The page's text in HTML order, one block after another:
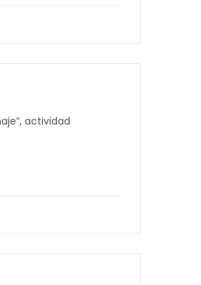
actividad